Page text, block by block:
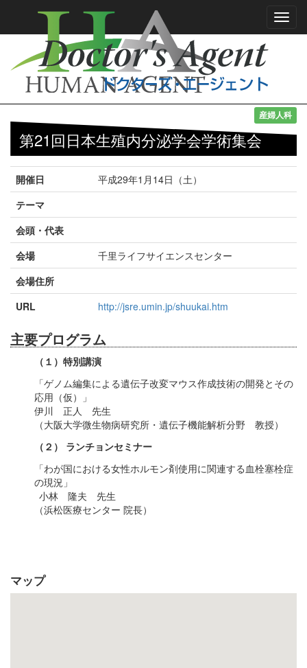
産婦人科
第21回日本生殖内分泌学会学術集会
開催日
平成29年1月14日（土）
テーマ
会頭・代表
会場
千里ライフサイエンスセンター
会場住所
URL
http://jsre.umin.jp/shuukai.htm
主要プログラム
（１）特別講演
「ゲノム編集による遺伝子改変マウス作成技術の開発とその
応用（仮）」
伊川 正人 先生
（大阪大学微生物病研究所・遺伝子機能解析分野 教授）
（２） ランチョンセミナー
「わが国における女性ホルモン剤使用に関連する血栓塞栓症
の現況」
小林 隆夫 先生
（浜松医療センター 院長）
マップ